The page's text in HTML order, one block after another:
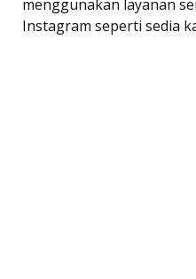
menggunakan layanan
Instagram seperti sedia